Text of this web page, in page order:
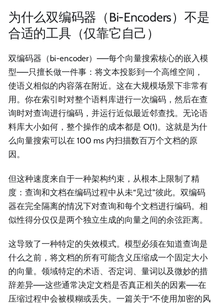
为什么双编码器（Bi-Encoders）不是
合适的工具（仅靠它自己）
双编码器（bi-encoder）——每个向量搜索核心的嵌入模
型——只擅长做一件事：将文本投影到一个高维空间，
使语义相似的内容落在附近。这在大规模场景下非常有
用。你在索引时对整个语料库进行一次编码，然后在查
询时对查询进行编码，并运行近似最近邻查找。无论语
料库大小如何，整个操作的成本都是 O(1)。这就是为什
么向量搜索可以在 100 ms 内扫描数百万个文档的原
因。
但这种速度来自于一种架构约束，从根本上限制了精
度：查询和文档在编码过程中从未“见过”彼此。双编码
器在完全隔离的情况下对查询和每个文档进行编码。相
似性得分仅仅是两个独立生成的向量之间的余弦距离。
这导致了一种特定的失效模式。模型必须在知道查询是
什么之前，将文档的所有可能含义压缩成一个固定大小
的向量。领域特定的术语、否定词、量词以及微妙的措
辞差异——这些通常决定文档是否真正相关的因素——在
压缩过程中会被模糊或丢失。一篇关于“不使用加密的风